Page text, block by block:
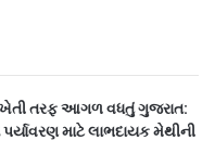
ખેતી તરફ આગળ વધતું ગુજરાત:
માટે લાભદાયક મેથીની